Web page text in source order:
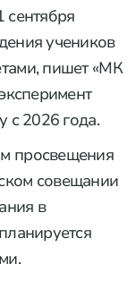
сентября
учеников
пишет «МК
с 2026 года.
просвещения
совещании
в